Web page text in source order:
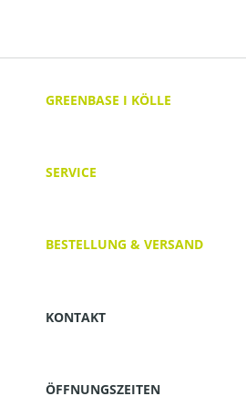
GREENBASE I KÖLLE
SERVICE
BESTELLUNG & VERSAND
KONTAKT
ÖFFNUNGSZEITEN